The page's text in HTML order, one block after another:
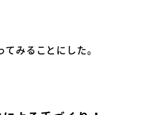
みることにした。